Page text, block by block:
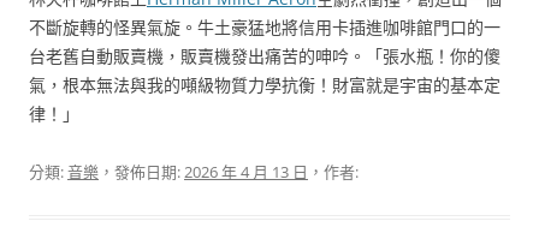
不斷旋轉的怪異氣旋。牛土豪猛地將信用卡插進咖啡館門口的一
台老舊自動販賣機，販賣機發出痛苦的呻吟。「張水瓶！你的傻
氣，根本無法與我的噸級物質力學抗衡！財富就是宇宙的基本定
律！」
分類:音樂 ，發佈日期:2026 年 4 月 13 日 ，作者: